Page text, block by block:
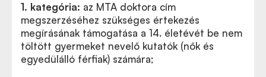
1. kategória: az MTA doktora cím
megszerzéséhez szükséges értekezés
megírásának támogatása a 14. életévét be nem
töltött gyermeket nevelő kutatók (nők és
egyedülálló férfiak) számára;